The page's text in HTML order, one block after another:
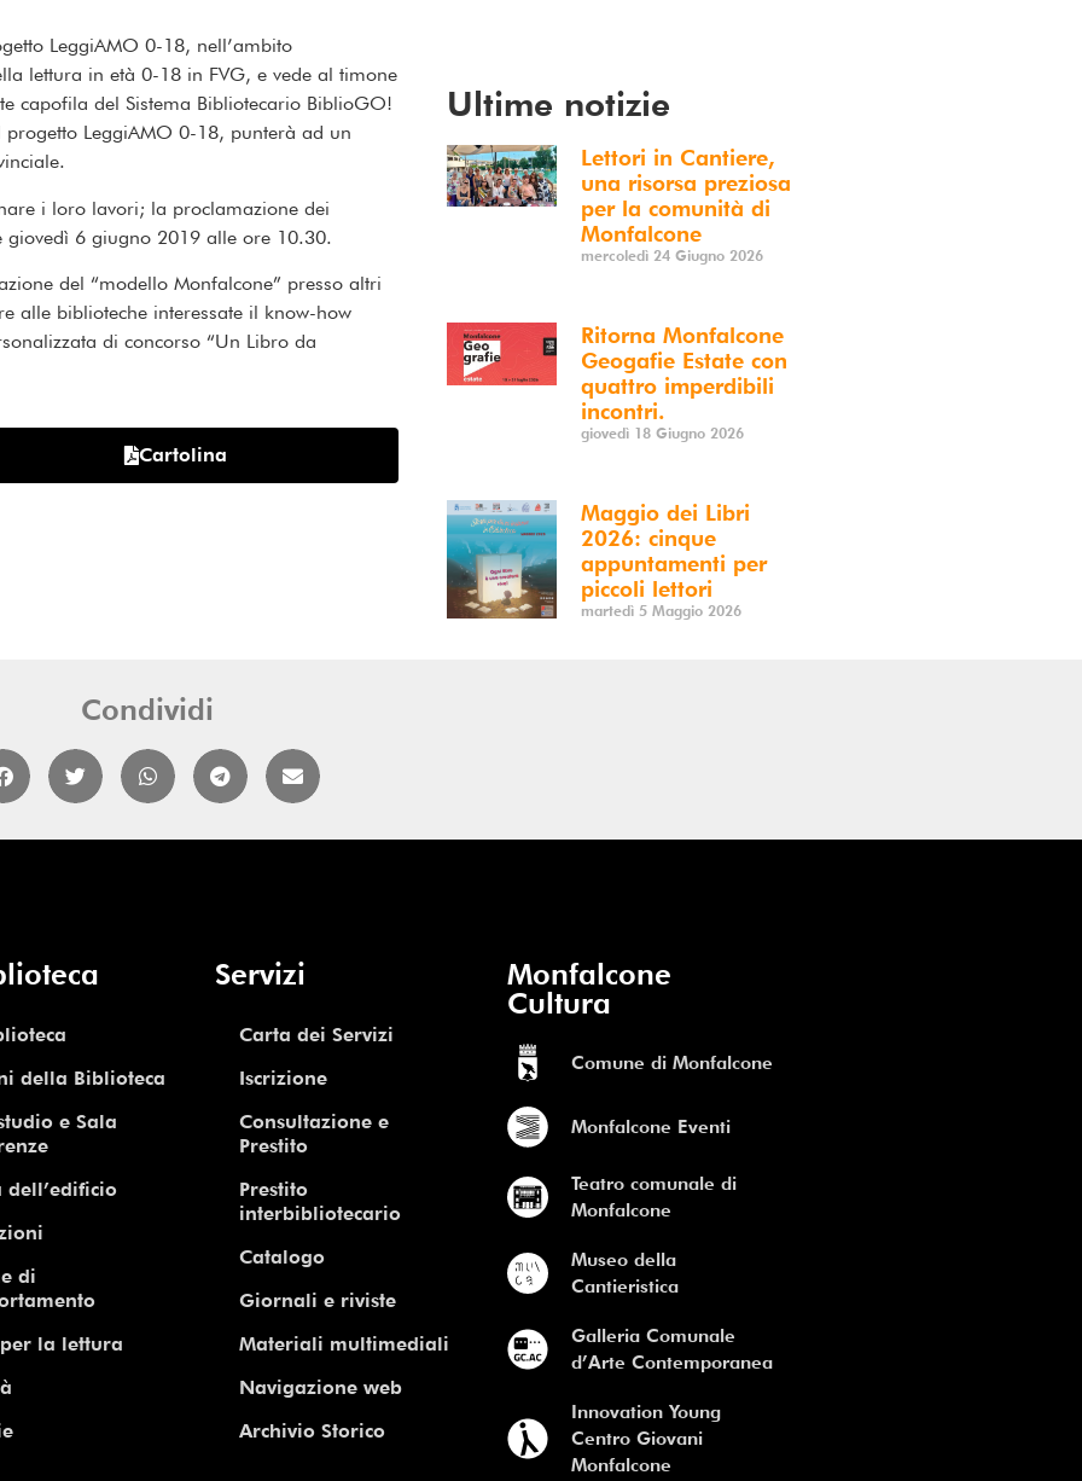
LeggiAMO 0-18, nell’ambito
lettura in età 0-18 in FVG, e vede al timone
capofila del Sistema Bibliotecario BiblioGO!
LeggiAMO 0-18, punterà ad un
i loro lavori; la proclamazione dei
giovedì 6 giugno 2019 alle ore 10.30.
del “modello Monfalcone” presso altri
alle biblioteche interessate il know-how
di concorso “Un Libro da
Cartolina
Ultime notizie
Lettori in Cantiere,
una risorsa preziosa
per la comunità di
Monfalcone
mercoledì 24 Giugno 2026
Ritorna Monfalcone
Geogafie Estate con
quattro imperdibili
incontri.
giovedì 18 Giugno 2026
Maggio dei Libri
2026: cinque
appuntamenti per
piccoli lettori
martedì 5 Maggio 2026
Condividi
della Biblioteca
e Sala
dell’edificio
di
la lettura
Servizi
Carta dei Servizi
Iscrizione
Consultazione e
Prestito
Prestito
interbibliotecario
Catalogo
Giornali e riviste
Materiali multimediali
Navigazione web
Archivio Storico
Monfalcone
Cultura
Comune di Monfalcone
Monfalcone Eventi
Teatro comunale di
Monfalcone
Museo della
Cantieristica
Galleria Comunale
d’Arte Contemporanea
Innovation Young
Centro Giovani
Monfalcone